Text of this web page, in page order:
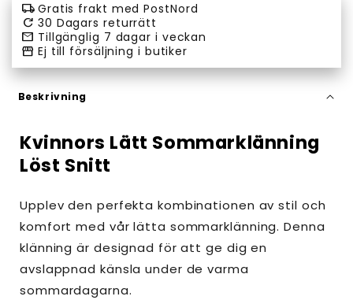
methodmethodmethodmethod
method
local_shipping Gratis frakt med PostNord
refresh 30 Dagars returrätt
email Tillgänglig 7 dagar i veckan
storefront Ej till försäljning i butiker
Beskrivning
Kvinnors Lätt Sommarklänning
Löst Snitt
Upplev den perfekta kombinationen av stil och
komfort med vår lätta sommarklänning. Denna
klänning är designad för att ge dig en
avslappnad känsla under de varma
sommardagarna.